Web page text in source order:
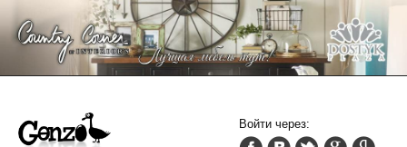
Войти через: